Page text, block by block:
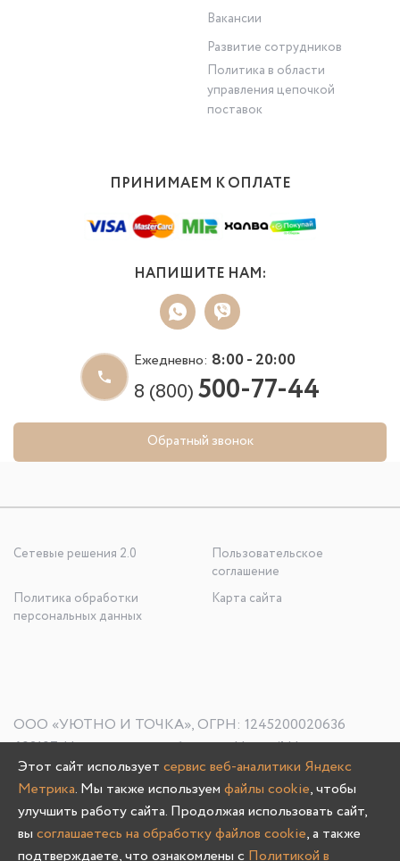
Вакансии
Развитие сотрудников
Политика в области
управления цепочкой
поставок
ПРИНИМАЕМ К ОПЛАТЕ
НАПИШИТЕ НАМ:
Ежедневно: 8:00 - 20:00
8 (800)500-77-44
Обратный звонок
Сетевые решения 2.0
Пользовательское
соглашение
Политика обработки
персональных данных
Карта сайта
ООО «УЮТНО И ТОЧКА», ОГРН: 1245200020636
603107, Нижегородская область, г. Нижний Новгород, пр-
кт Гагарина, д. 178/1
Олмеко © 2004 -2026
Этот сайт использует сервис веб-аналитики Яндекс
Метрика. Мы также используем файлы cookie, чтобы
улучшить работу сайта. Продолжая использовать сайт,
вы соглашаетесь на обработку файлов cookie, а также
подтверждаете, что ознакомлены с Политикой в